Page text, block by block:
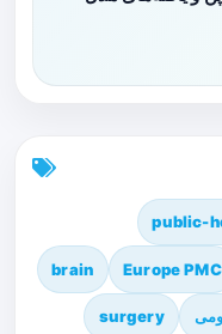
public-
Europe PMC
brain
surgery